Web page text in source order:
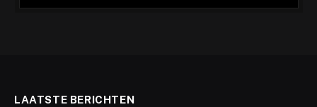
LAATSTE BERICHTEN